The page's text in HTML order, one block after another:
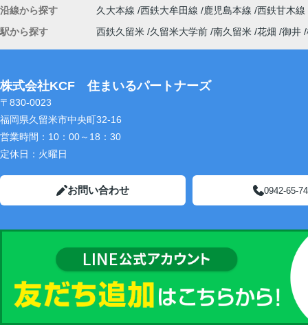
沿線から探す
久大本線 西鉄大牟田線 鹿児島本線 西鉄甘木線
駅から探す
西鉄久留米 久留米大学前 南久留米 花畑 御井
株式会社KCF 住まいるパートナーズ
〒830-0023
福岡県久留米市中央町32-16
営業時間： 10：00～18：30
定休日： 火曜日
お問い合わせ 0942-65-